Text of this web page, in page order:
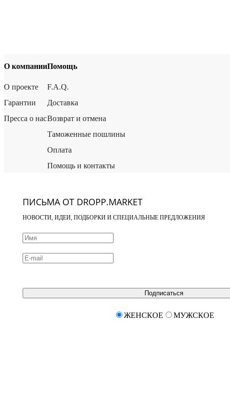
О компании
О проекте
Гарантии
Пресса о нас
Помощь
F.A.Q.
Доставка
Возврат и отмена
Таможенные пошлины
Оплата
Помощь и контакты
ПИСЬМА ОТ DROPP.MARKET
НОВОСТИ, ИДЕИ, ПОДБОРКИ И СПЕЦИАЛЬНЫЕ ПРЕДЛОЖЕНИЯ
Подписаться
ЖЕНСКОЕ МУЖСКОЕ